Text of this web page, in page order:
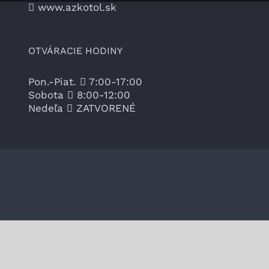
www.azkotol.sk
OTVÁRACIE HODINY
Pon.-Piat.
7:00-17:00
Sobota
8:00-12:00
Nedeľa
ZATVORENÉ